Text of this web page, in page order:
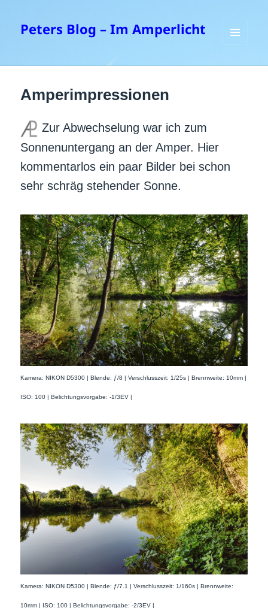
Peters Blog – Im Amperlicht
Amperimpressionen
Zur Abwechselung war ich zum
Sonnenuntergang an der Amper. Hier
kommentarlos ein paar Bilder bei schon
sehr schräg stehender Sonne.
Kamera: NIKON D5300 | Blende: ƒ/8 | Verschlusszeit: 1/25s | Brennweite: 10mm |
ISO: 100 | Belichtungsvorgabe: -1/3EV |
Kamera: NIKON D5300 | Blende: ƒ/7.1 | Verschlusszeit: 1/160s | Brennweite:
10mm | ISO: 100 | Belichtungsvorgabe: -2/3EV |